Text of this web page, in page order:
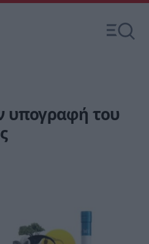
υπογραφή του